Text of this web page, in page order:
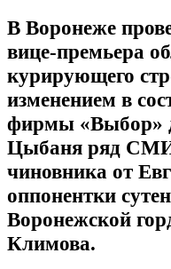
В Воронеже
вице-премьера
курирующего
изменением в
фирмы «Выбор»
Цыбаня ряд СМИ
чиновника от
оппонентки
Воронежской
Климова.